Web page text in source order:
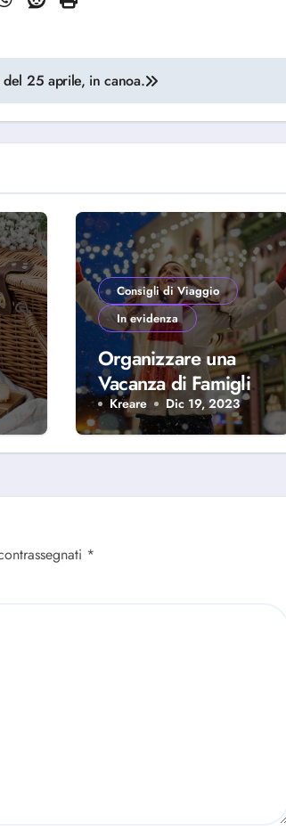
del 25 aprile, in canoa.
Consigli di Viaggio
In evidenza
Organizzare una
Vacanza di Famiglia
per Natale
Kreare Dic 19, 2023
*